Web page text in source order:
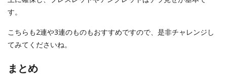
す。
こちらも2連や3連のものもおすすめですので、是非チャレンジし
てみてくださいね。
まとめ